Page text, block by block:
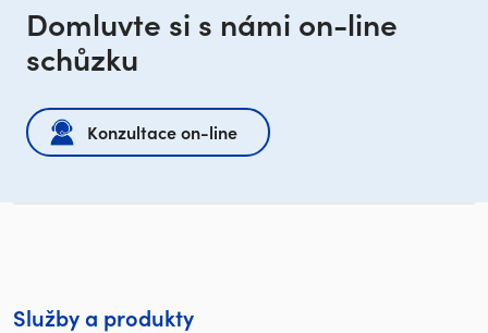
Domluvte si s námi on-line
schůzku
Konzultace on-line
Služby a produkty